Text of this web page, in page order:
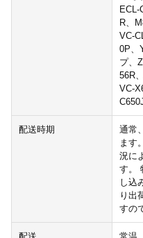
ECL-
R、
VC-
0P、
プ、
56R
VC-
配送時期
通常
ます
況に
す。
し込
り出
すの